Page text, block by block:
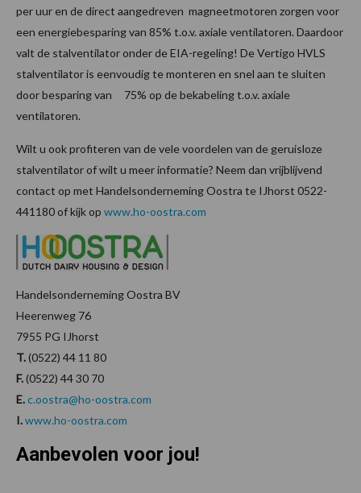
per uur en de direct aangedreven magneetmotoren zorgen voor
een energiebesparing van 85% t.o.v. axiale ventilatoren. Daardoor
valt de stalventilator onder de EIA-regeling! De Vertigo HVLS
stalventilator is eenvoudig te monteren en snel aan te sluiten
door besparing van 75% op de bekabeling t.o.v. axiale
ventilatoren.
Wilt u ook profiteren van de vele voordelen van de geruisloze
stalventilator of wilt u meer informatie? Neem dan vrijblijvend
contact op met Handelsonderneming Oostra te IJhorst 0522-
441180 of kijk op www.ho-oostra.com
Handelsonderneming Oostra BV
Heerenweg 76
7955 PG IJhorst
T.(0522) 44 11 80
F.(0522) 44 30 70
E.c.oostra@ho-oostra.com
I.www.ho-oostra.com
Aanbevolen voor jou!